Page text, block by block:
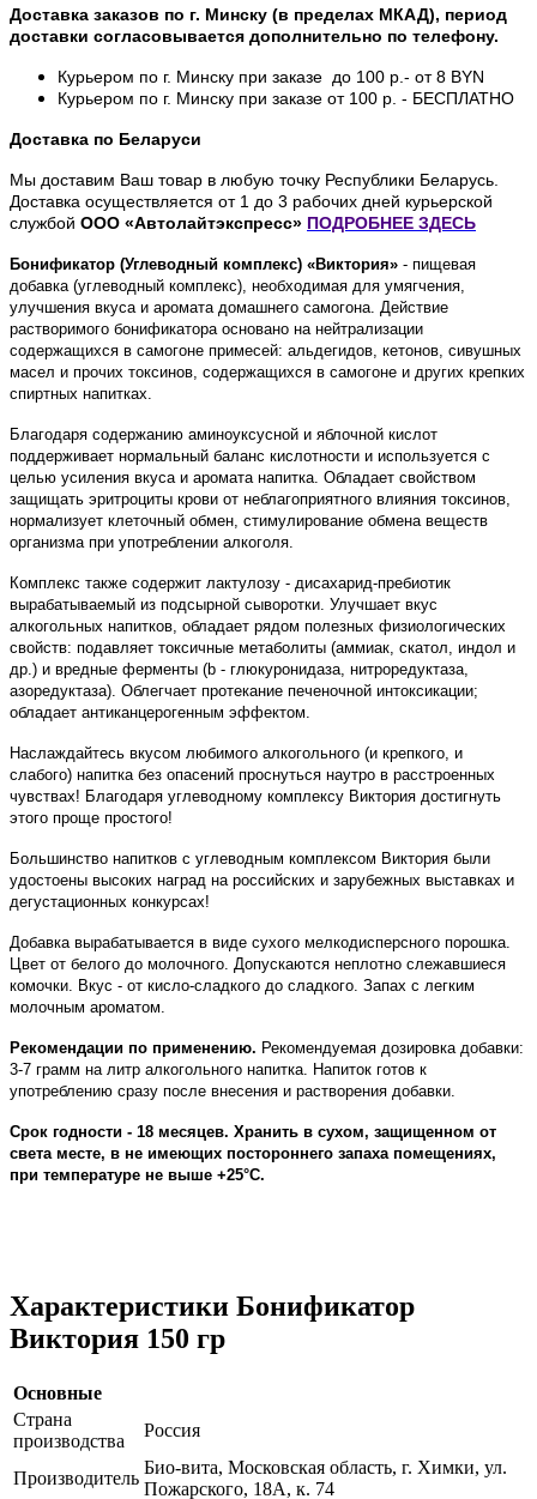
Доставка заказов по г. Минску (в пределах МКАД), период
доставки согласовывается дополнительно по телефону.
Курьером по г. Минску при заказе до 100 р.- от 8 BYN
Курьером по г. Минску при заказе от 100 р. - БЕСПЛАТНО
Доставка по Беларуси
Мы доставим Ваш товар в любую точку Республики Беларусь.
Доставка осуществляется от 1 до 3 рабочих дней курьерской
службой ООО «Автолайтэкспресс» ПОДРОБНЕЕ ЗДЕСЬ
Бонификатор (Углеводный комплекс) «Виктория» - пищевая
добавка (углеводный комплекс), необходимая для умягчения,
улучшения вкуса и аромата домашнего самогона. Действие
растворимого бонификатора основано на нейтрализации
содержащихся в самогоне примесей: альдегидов, кетонов, сивушных
масел и прочих токсинов, содержащихся в самогоне и других крепких
спиртных напитках.
Благодаря содержанию аминоуксусной и яблочной кислот
поддерживает нормальный баланс кислотности и используется с
целью усиления вкуса и аромата напитка. Обладает свойством
защищать эритроциты крови от неблагоприятного влияния токсинов,
нормализует клеточный обмен, стимулирование обмена веществ
организма при употреблении алкоголя.
Комплекс также содержит лактулозу - дисахарид-пребиотик
вырабатываемый из подсырной сыворотки. Улучшает вкус
алкогольных напитков, обладает рядом полезных физиологических
свойств: подавляет токсичные метаболиты (аммиак, скатол, индол и
др.) и вредные ферменты (b - глюкуронидаза, нитроредуктаза,
азоредуктаза). Облегчает протекание печеночной интоксикации;
обладает антиканцерогенным эффектом.
Наслаждайтесь вкусом любимого алкогольного (и крепкого, и
слабого) напитка без опасений проснуться наутро в расстроенных
чувствах! Благодаря углеводному комплексу Виктория достигнуть
этого проще простого!
Большинство напитков с углеводным комплексом Виктория были
удостоены высоких наград на российских и зарубежных выставках и
дегустационных конкурсах!
Добавка вырабатывается в виде сухого мелкодисперсного порошка.
Цвет от белого до молочного. Допускаются неплотно слежавшиеся
комочки. Вкус - от кисло-сладкого до сладкого. Запах с легким
молочным ароматом.
Рекомендации по применению. Рекомендуемая дозировка добавки:
3-7 грамм на литр алкогольного напитка. Напиток готов к
употреблению сразу после внесения и растворения добавки.
Срок годности - 18 месяцев. Хранить в сухом, защищенном от
света месте, в не имеющих постороннего запаха помещениях,
при температуре не выше +25°С.
Характеристики Бонификатор
Виктория 150 гр
Основные
Страна
производства
Россия
Производитель
Био-вита, Московская область, г. Химки, ул.
Пожарского, 18А, к. 74